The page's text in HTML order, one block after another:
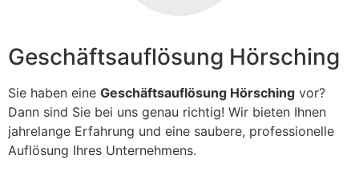
Geschäftsauflösung Hörsching
Sie haben eine Geschäftsauflösung Hörsching vor?
Dann sind Sie bei uns genau richtig! Wir bieten Ihnen
jahrelange Erfahrung und eine saubere, professionelle
Auflösung Ihres Unternehmens.